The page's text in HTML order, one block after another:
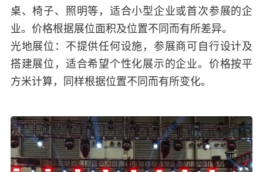
桌、椅子、照明等，适合小型企业或首次参展的企
业。价格根据展位面积及位置不同而有所差异。
光地展位：不提供任何设施，参展商可自行设计及
搭建展位，适合希望个性化展示的企业。价格按平
方米计算，同样根据位置不同而有所变化。